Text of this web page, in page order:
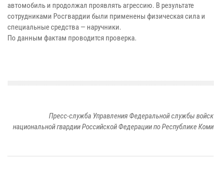
автомобиль и продолжал проявлять агрессию. В результате
сотрудниками Росгвардии были применены физическая сила и
специальные средства — наручники.
По данным фактам проводится проверка.
Пресс-служба Управления Федеральной службы войск
национальной гвардии Российской Федерации по Республике Коми